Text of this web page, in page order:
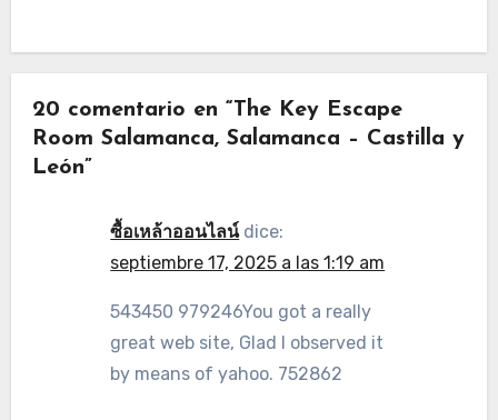
20 comentario en “The Key Escape
Room Salamanca, Salamanca – Castilla y
León”
ซื้อเหล้าออนไลน์ dice:
septiembre 17, 2025 a las 1:19 am
543450 979246You got a really
great web site, Glad I observed it
by means of yahoo. 752862